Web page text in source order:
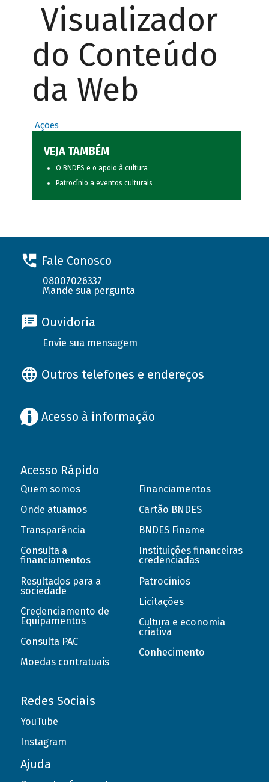
Visualizador
do Conteúdo
da Web
Ações
VEJA TAMBÉM
O BNDES e o apoio à cultura
Patrocínio a eventos culturais
Fale Conosco
08007026337
Mande sua pergunta
Ouvidoria
Envie sua mensagem
Outros telefones e endereços
Acesso à informação
Acesso Rápido
Quem somos
Onde atuamos
Transparência
Consulta a
financiamentos
Resultados para a
sociedade
Credenciamento de
Equipamentos
Consulta PAC
Moedas contratuais
Financiamentos
Cartão BNDES
BNDES Finame
Instituições financeiras
credenciadas
Patrocínios
Licitações
Cultura e economia
criativa
Conhecimento
Redes Sociais
YouTube
Instagram
Ajuda